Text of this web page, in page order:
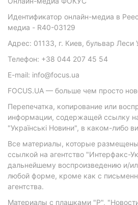
Идентификатор онлайн-медиа в
медиа - R40-03129
Адрес: 01133, г. Киев, бульвар Леси
Телефон: +38 044 207 45 54
E-mail: info@focus.ua
FOCUS.UA — больше чем просто
Перепечатка, копирование или
информации, содержащей ссылку
"Українські Новини", в каком-либо
Все материалы, которые
ссылкой на агентство "Интерфакс-
дальнейшему воспроизведению и/
любой форме, кроме как с
агентства.
Материалы с плашками "Р",